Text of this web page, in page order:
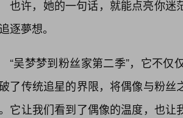
也许，她的一句话，就能点亮你迷
逐夢想。
“吴梦梦到粉丝家第二季”，它不
了传统追星的界限，将偶像与粉
它让我们看到了偶像的温度，也